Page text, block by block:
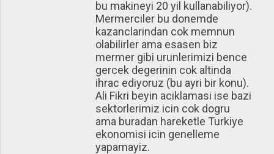
bu makineyi 20 yil kullanabiliyor).
Mermerciler bu donemde
kazanclarindan cok memnun
olabilirler ama esasen biz
mermer gibi urunlerimizi bence
gercek degerinin cok altinda
ihrac ediyoruz (bu ayri bir konu).
Ali Fikri beyin aciklamasi ise bazi
sektorlerimiz icin cok dogru
ama buradan hareketle Turkiye
ekonomisi icin genelleme
yapamayiz.